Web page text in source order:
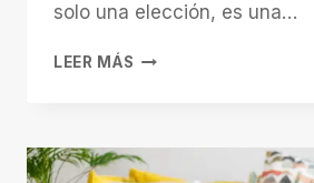
solo una elección, es una…
LEER MÁS LA
EDUCACIÓN
ARTÍSTICA